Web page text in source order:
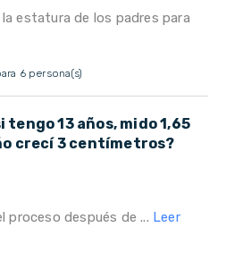
estatura de los padres para
6 persona(s)
13 años, mido 1,65
crecí 3 centímetros?
proceso después de ... Leer